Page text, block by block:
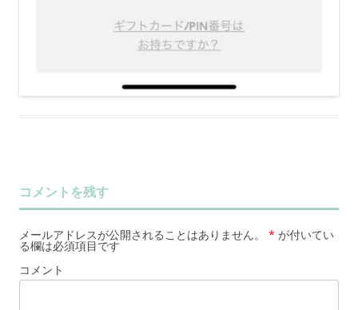
コメントを残す
メールアドレスが公開されることはありません。 * が付いてい
る欄は必須項目です
コメント